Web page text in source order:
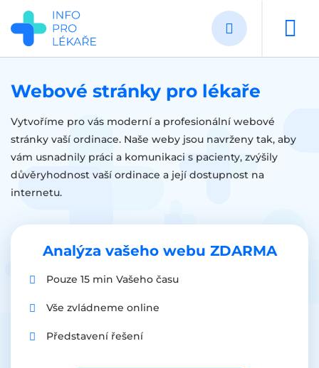
Přejít
hlavnímu
obsahu
Webové stránky pro lékaře
Vytvoříme pro vás moderní a profesionální webové
stránky vaší ordinace. Naše weby jsou navrženy tak, aby
vám usnadnily práci a komunikaci s pacienty, zvýšily
důvěryhodnost vaší ordinace a její dostupnost na
internetu.
Analýza vašeho webu ZDARMA
Pouze 15 min Vašeho času
Vše zvládneme online
Představení řešení